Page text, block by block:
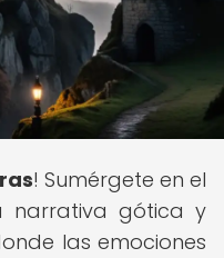
! Sumérgete en el
narrativa gótica y
las emociones